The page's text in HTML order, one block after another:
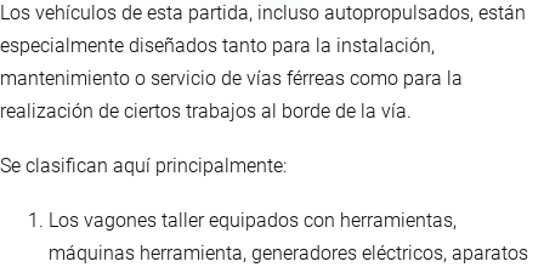
Los vehículos de esta partida, incluso autopropulsados, están
especialmente diseñados tanto para la instalación,
mantenimiento o servicio de vías férreas como para la
realización de ciertos trabajos al borde de la vía.
Se clasifican aquí principalmente:
Los vagones taller equipados con herramientas,
máquinas herramienta, generadores eléctricos, aparatos